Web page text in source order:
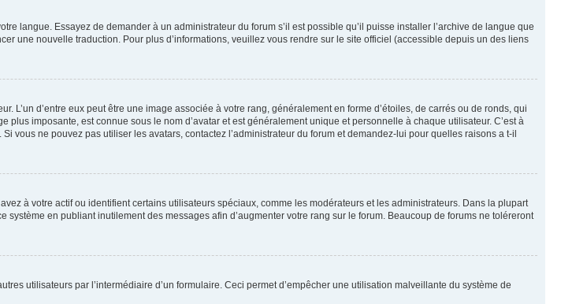
langue. Essayez de demander à un administrateur du forum s’il est possible qu’il puisse installer l’archive de langue que
une nouvelle traduction. Pour plus d’informations, veuillez vous rendre sur le site officiel (accessible depuis un des liens
L’un d’entre eux peut être une image associée à votre rang, généralement en forme d’étoiles, de carrés ou de ronds, qui
imposante, est connue sous le nom d’avatar et est généralement unique et personnelle à chaque utilisateur. C’est à
vous ne pouvez pas utiliser les avatars, contactez l’administrateur du forum et demandez-lui pour quelles raisons a t-il
à votre actif ou identifient certains utilisateurs spéciaux, comme les modérateurs et les administrateurs. Dans la plupart
en publiant inutilement des messages afin d’augmenter votre rang sur le forum. Beaucoup de forums ne toléreront
utilisateurs par l’intermédiaire d’un formulaire. Ceci permet d’empêcher une utilisation malveillante du système de